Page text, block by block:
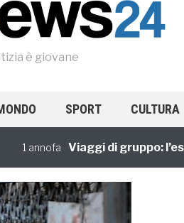
è giovane
SPORT CULTURA
Viaggi di gruppo: